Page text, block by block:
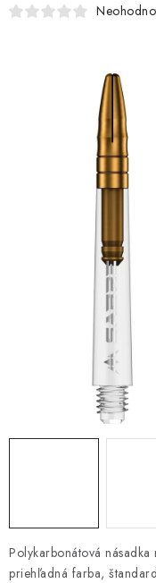
NÁSADKY
PRÍSLUŠENSTVO
DARČEKOVÉ POUKAZY
Polykarbonátová
priehľadná farba,